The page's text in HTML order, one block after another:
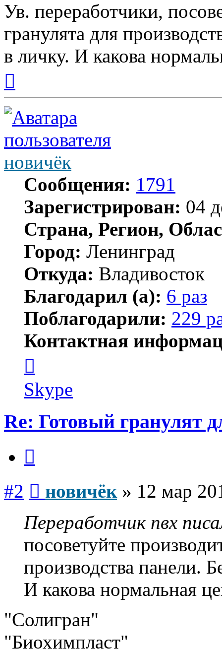
Ув. переработчики,
гранулята для
в личку. И какова
началу
новичёк
Сообщения: 1791
Зарегистрирован: 04
Страна, Регион,
Город: Ленинград
Откуда: Владивосток
Благодарил (а): 6 раз
Поблагодарили: 229
Контактная
пользователя
новичёк
Skype
Re: Готовый гранулят
#2 новичёк» 12 мар
Переработчик пвх
посоветуйте
производства панели.
И какова нормальная
"Солигран"
"Биохимпласт"